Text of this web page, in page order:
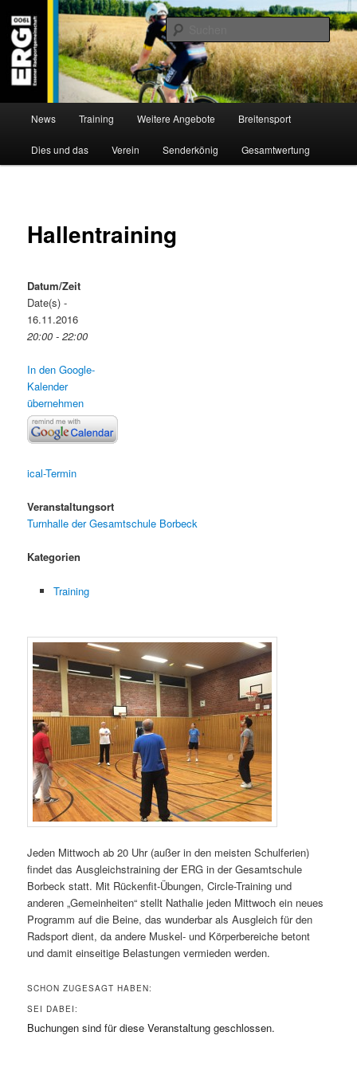
Inhalt
wechseln
ERG 1900 e.V
Willkommen bei der Essener Radsportgemeinschaft
News Training Weitere Angebote Breitensport
Dies und das Verein Senderkönig Gesamtwertung
Hallentraining
Datum/Zeit
Date(s) -
16.11.2016
20:00 - 22:00
In den Google-
Kalender
übernehmen
ical-Termin
Veranstaltungsort
Turnhalle der Gesamtschule Borbeck
Kategorien
Training
Jeden Mittwoch ab 20 Uhr (außer in den meisten Schulferien)
findet das Ausgleichstraining der ERG in der Gesamtschule
Borbeck statt. Mit Rückenfit-Übungen, Circle-Training und
anderen „Gemeinheiten“ stellt Nathalie jeden Mittwoch ein neues
Programm auf die Beine, das wunderbar als Ausgleich für den
Radsport dient, da andere Muskel- und Körperbereiche betont
und damit einseitige Belastungen vermieden werden.
SCHON ZUGESAGT HABEN:
SEI DABEI:
Buchungen sind für diese Veranstaltung geschlossen.